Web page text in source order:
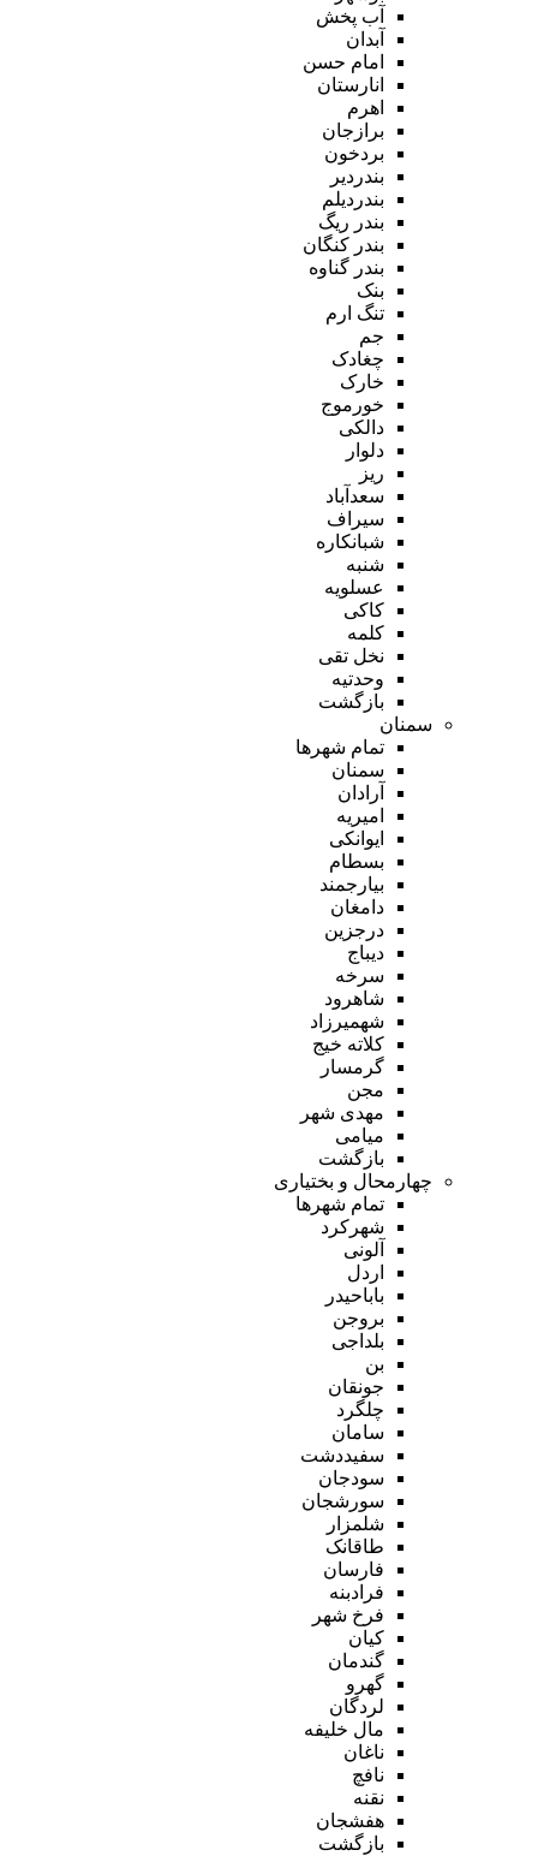
آب پخش
آبدان
امام حسن
انارستان
اهرم
برازجان
بردخون
بندردیر
بندردیلم
بندر ریگ
بندر کنگان
بندر گناوه
بنک
تنگ ارم
جم
چغادک
خارک
خورموج
دالکی
دلوار
ریز
سعدآباد
سیراف
شبانکاره
شنبه
عسلویه
کاکی
کلمه
نخل تقی
وحدتیه
بازگشت
سمنان
تمام شهر‌ها
سمنان
آرادان
امیریه
ایوانکی
بسطام
بیارجمند
دامغان
درجزین
دیباج
سرخه
شاهرود
شهمیرزاد
کلاته خیج
گرمسار
مجن
مهدی شهر
میامی
بازگشت
چهارمحال و بختیاری
تمام شهر‌ها
شهرکرد
آلونی
اردل
باباحیدر
بروجن
بلداجی
بن
جونقان
چلگرد
سامان
سفیددشت
سودجان
سورشجان
شلمزار
طاقانک
فارسان
فرادبنه
فرخ شهر
کیان
گندمان
گهرو
لردگان
مال خلیفه
ناغان
نافچ
نقنه
هفشجان
بازگشت